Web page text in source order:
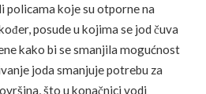
koje su otporne na
posude u kojima se jod čuva
kako bi se smanjila mogućnost
joda smanjuje potrebu za
što u konačnici vodi